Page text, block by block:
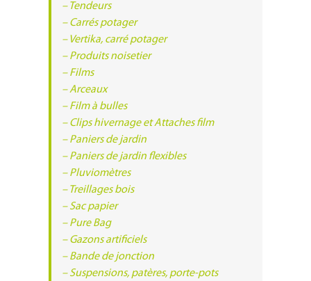
– Tendeurs
– Carrés potager
– Vertika, carré potager
– Produits noisetier
– Films
– Arceaux
– Film à bulles
– Clips hivernage et Attaches film
– Paniers de jardin
– Paniers de jardin flexibles
– Pluviomètres
– Treillages bois
– Sac papier
– Pure Bag
– Gazons artificiels
– Bande de jonction
– Suspensions, patères, porte-pots